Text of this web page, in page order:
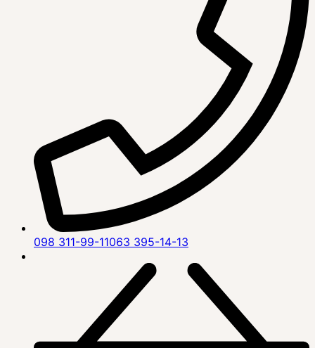
098 311-99-11063 395-14-13